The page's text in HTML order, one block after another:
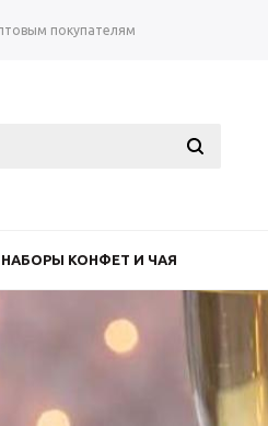
покупателям
КОНФЕТ И ЧАЯ